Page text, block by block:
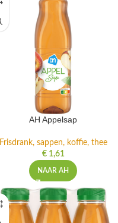
AH Appelsap
Frisdrank, sappen, koffie, thee
€1,61
NAAR AH